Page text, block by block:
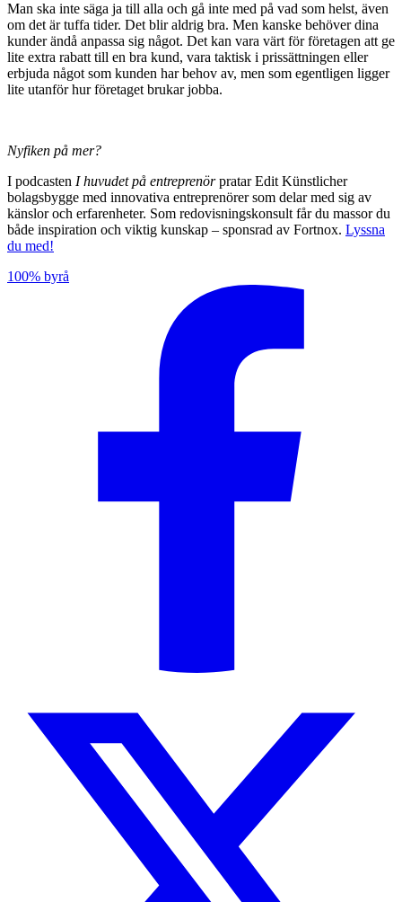
Man ska inte säga ja till alla och gå inte med på vad som helst, även
om det är tuffa tider. Det blir aldrig bra. Men kanske behöver dina
kunder ändå anpassa sig något. Det kan vara värt för företagen att ge
lite extra rabatt till en bra kund, vara taktisk i prissättningen eller
erbjuda något som kunden har behov av, men som egentligen ligger
lite utanför hur företaget brukar jobba.
Nyfiken på mer?
I podcasten I huvudet på entreprenörpratar Edit Künstlicher
bolagsbygge med innovativa entreprenörer som delar med sig av
känslor och erfarenheter. Som redovisningskonsult får du massor du
både inspiration och viktig kunskap – sponsrad av Fortnox. Lyssna
du med!
100% byrå